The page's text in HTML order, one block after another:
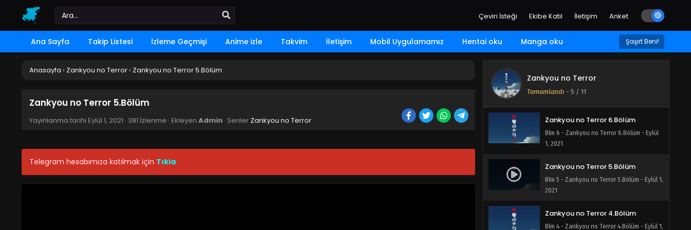
Çeviri İsteği Ekibe Katıl İletişim Anket
Ana Sayfa Takip Listesi İzleme Geçmişi Anime izle Takvim İletişim Mobil Uygulamamız Hentai oku Manga oku Şaşırt Beni!
Anasayfa › Zankyou no Terror › Zankyou no Terror 5.Bölüm
Zankyou no Terror 5.Bölüm
Yayınlanma tarihi Eylül 1, 2021 · 381 İzlenme · Ekleyen Admin · Seriler Zankyou no Terror
Telegram hesabımıza katılmak için Tıkla
Zankyou no Terror
Tamamlandı - 5 / 11
Blm 8 - Zankyou no Terror 8.Bölüm - Eylül
Zankyou no Terror 7.Bölüm
Zankyou no Terror 6.Bölüm
Blm 6 - Zankyou no Terror 6.Bölüm - Eylül
1, 2021
Zankyou no Terror 5.Bölüm
Blm 5 - Zankyou no Terror 5.Bölüm - Eylül 1,
2021
Zankyou no Terror 4.Bölüm
Blm 4 - Zankyou no Terror 4.Bölüm - Eylül 1,